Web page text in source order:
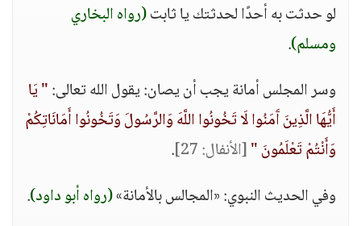
لو حدثت به أحدًا لحدثتك يا ثابت(رواه البخاري
ومسلم).
وسر المجلس أمانة يجب أن يصان: يقول الله تعالى:" يَا
أَيُّهَا الَّذِينَ آَمَنُوا لَا تَخُونُوا اللَّهَ وَالرَّسُولَ وَتَخُونُوا أَمَانَاتِكُمْ
وَأَنْتُمْ تَعْلَمُونَ "[الأنفال: 27]
.
وفي الحديث النبوي: «المجالس بالأمانة»(رواه أبو داود).